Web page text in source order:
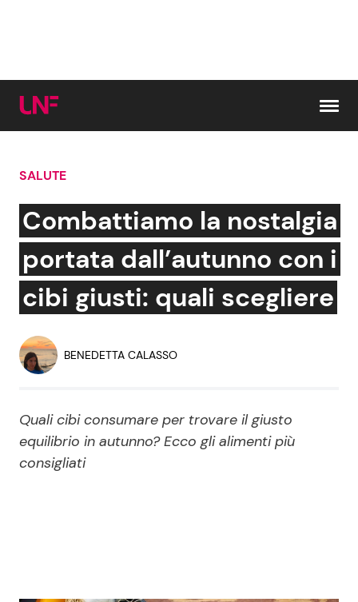
Cerca:
News e Cronaca
Attualità Italiana
Economia
Persone Scomparse
Politica
Gossip e TV
Bellezze VIP
Programmi TV
SALUTE
Combattiamo la nostalgia
portata dall’autunno con i
cibi giusti: quali scegliere
BENEDETTA CALASSO
Quali cibi consumare per trovare il giusto
equilibrio in autunno? Ecco gli alimenti più
consigliati